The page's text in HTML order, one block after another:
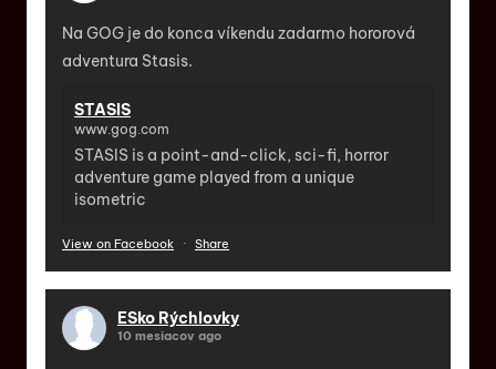
Na GOG je do konca víkendu zadarmo hororová
adventura Stasis.
STASIS
www.gog.com
STASIS is a point-and-click, sci-fi, horror
adventure game played from a unique
isometric
View on Facebook · Share
ESko Rýchlovky
10 mesiacov ago